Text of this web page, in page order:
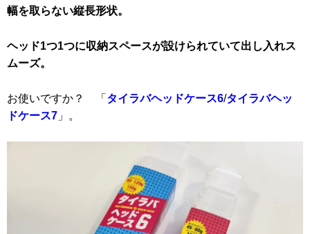
幅を取らない縦長形状。
ヘッド1つ1つに収納スペースが設けられていて出し入れス
ムーズ。
お使いですか？ 「 タイラバヘッドケース6/タイラバヘッ
ドケース7 」。